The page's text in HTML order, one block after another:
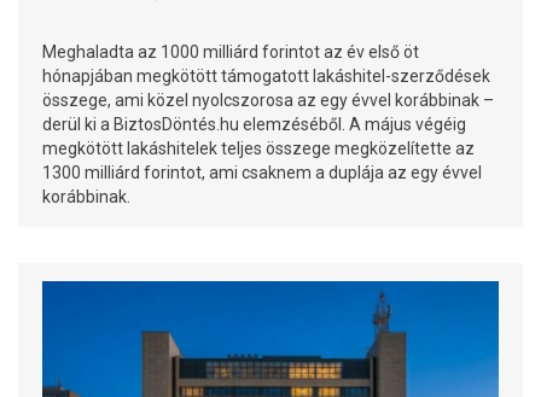
Meghaladta az 1000 milliárd forintot az év első öt
hónapjában megkötött támogatott lakáshitel-szerződések
összege, ami közel nyolcszorosa az egy évvel korábbinak –
derül ki a BiztosDöntés.hu elemzéséből. A május végéig
megkötött lakáshitelek teljes összege megközelítette az
1300 milliárd forintot, ami csaknem a duplája az egy évvel
korábbinak.